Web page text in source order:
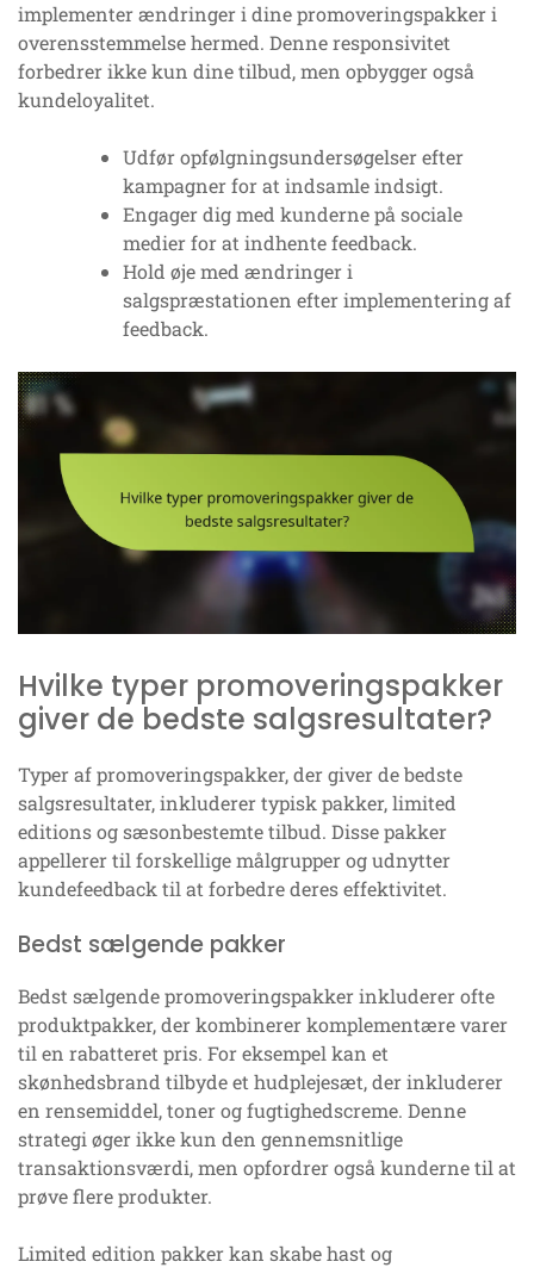
implementer ændringer i dine promoveringspakker i
overensstemmelse hermed. Denne responsivitet
forbedrer ikke kun dine tilbud, men opbygger også
kundeloyalitet.
Udfør opfølgningsundersøgelser efter
kampagner for at indsamle indsigt.
Engager dig med kunderne på sociale
medier for at indhente feedback.
Hold øje med ændringer i
salgspræstationen efter implementering af
feedback.
Hvilke typer promoveringspakker
giver de bedste salgsresultater?
Typer af promoveringspakker, der giver de bedste
salgsresultater, inkluderer typisk pakker, limited
editions og sæsonbestemte tilbud. Disse pakker
appellerer til forskellige målgrupper og udnytter
kundefeedback til at forbedre deres effektivitet.
Bedst sælgende pakker
Bedst sælgende promoveringspakker inkluderer ofte
produktpakker, der kombinerer komplementære varer
til en rabatteret pris. For eksempel kan et
skønhedsbrand tilbyde et hudplejesæt, der inkluderer
en rensemiddel, toner og fugtighedscreme. Denne
strategi øger ikke kun den gennemsnitlige
transaktionsværdi, men opfordrer også kunderne til at
prøve flere produkter.
Limited edition pakker kan skabe hast og